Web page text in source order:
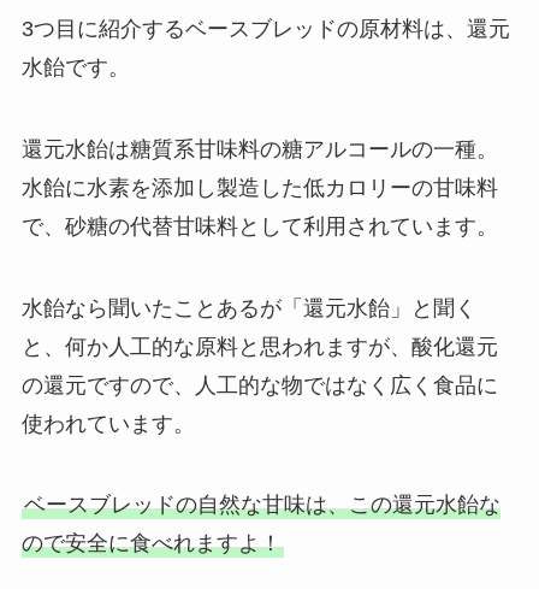
3つ目に紹介するベースブレッドの原材料は、還元
水飴です。
還元水飴は糖質系甘味料の糖アルコールの一種。
水飴に水素を添加し製造した低カロリーの甘味料
で、砂糖の代替甘味料として利用されています。
水飴なら聞いたことあるが「還元水飴」と聞く
と、何か人工的な原料と思われますが、酸化還元
の還元ですので、人工的な物ではなく広く食品に
使われています。
ベースブレッドの自然な甘味は、この還元水飴な
ので安全に食べれますよ！